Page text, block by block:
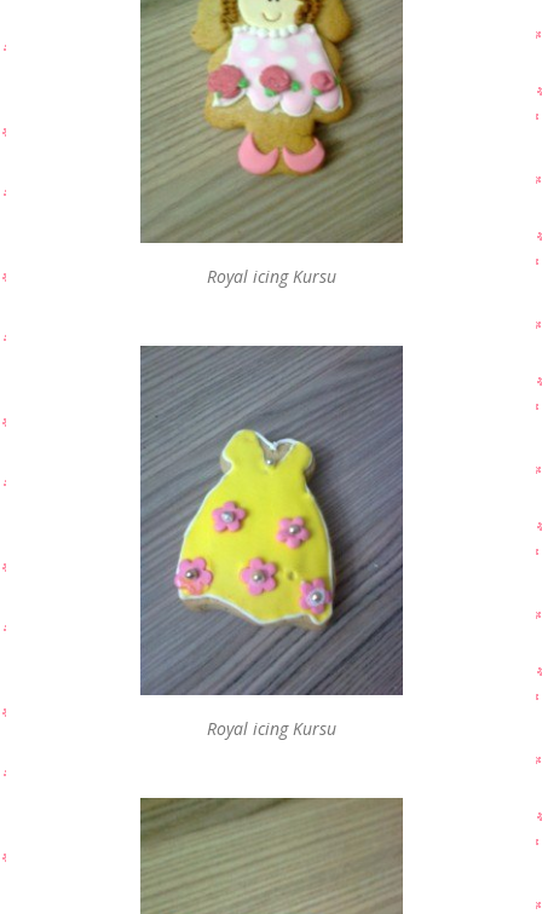
Royal icing Kursu
Royal icing Kursu